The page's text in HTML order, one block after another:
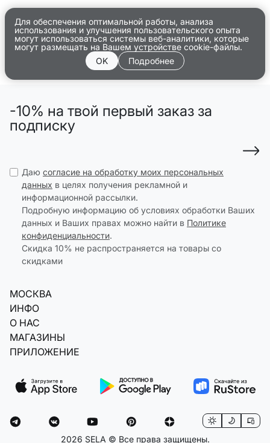
Для обеспечения оптимальной работы, анализа
использования и улучшения пользовательского опыта
могут использоваться системы веб-аналитики, которые
могут размещать на Вашем устройстве cookie-файлы.
OK
Подробнее
-10% на твой первый заказ за
подписку
Даю согласие на обработку моих персональных
данных в целях получения рекламной и
информационной рассылки.
Подробную информацию об условиях обработки Ваших
данных и Ваших правах можно найти в Политике
конфиденциальности.
Скидка 10% не распространяется на товары со
скидками
МОСКВА
ИНФО
О НАС
МАГАЗИНЫ
ПРИЛОЖЕНИЕ
2026 SELA © Все права защищены.